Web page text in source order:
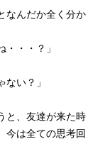
なんだか全く分か
・・・？」
ない？」
と、友達が来た時
今は全ての思考回